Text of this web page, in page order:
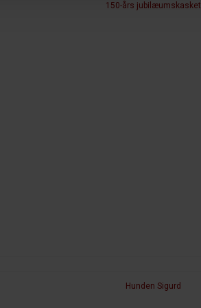
150-års jubilæumskasket
Hunden Sigurd